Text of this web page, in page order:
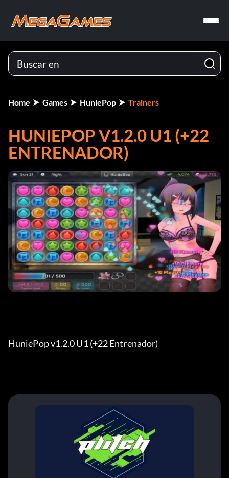
Home Games HuniePop Trainers
HUNIEPOP V1.2.0 U1 (+22
ENTRENADOR)
HuniePop v1.2.0 U1 (+22 Entrenador)